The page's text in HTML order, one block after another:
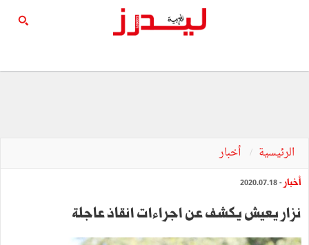
الرئيسية أخبار
أخبار - 2020.07.18
نزار يعيش يكشف عن اجراءات انقاذ عاجلة